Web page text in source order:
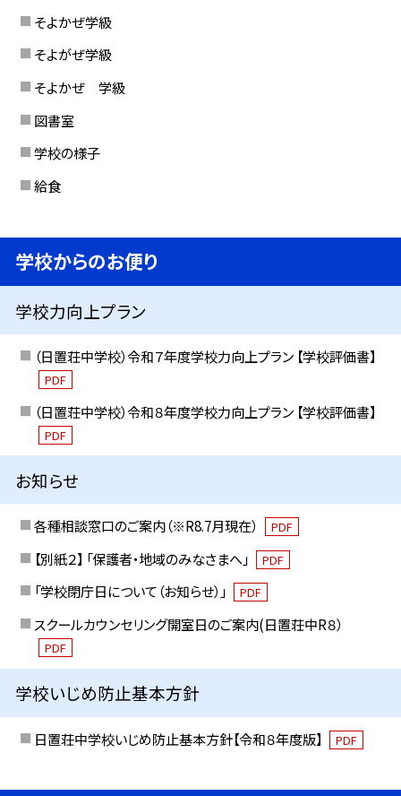
そよかぜ学級
そよがぜ学級
そよかぜ 学級
図書室
学校の様子
給食
学校からのお便り
学校力向上プラン
（日置荘中学校）令和７年度学校力向上プラン 【学校評価書】
PDF
（日置荘中学校）令和８年度学校力向上プラン 【学校評価書】
PDF
お知らせ
各種相談窓口のご案内（※R8.7月現在） PDF
【別紙２】 「保護者・地域のみなさまへ」 PDF
「学校閉庁日について（お知らせ）」 PDF
スクールカウンセリング開室日のご案内(日置荘中R８）
PDF
学校いじめ防止基本方針
日置荘中学校いじめ防止基本方針【令和８年度版】 PDF